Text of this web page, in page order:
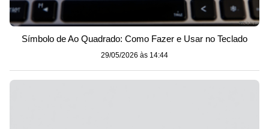
Símbolo de Ao Quadrado: Como Fazer e Usar no Teclado
29/05/2026 às 14:44